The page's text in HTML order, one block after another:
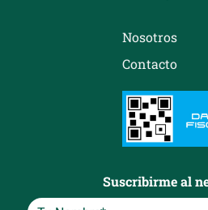
Nosotros
Contacto
Suscribirme al